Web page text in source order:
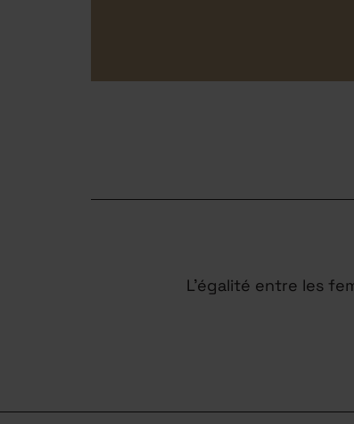
L’égalité entre les